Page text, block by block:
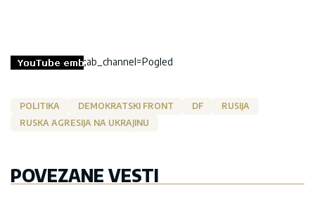
;ab_channel=Pogled
POLITIKA DEMOKRATSKI FRONT DF
RUSIJA
RUSKA AGRESIJA NA UKRAJINU
POVEZANE VESTI